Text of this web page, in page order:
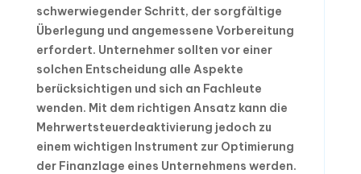
schwerwiegender Schritt, der sorgfältige
Überlegung und angemessene Vorbereitung
erfordert. Unternehmer sollten vor einer
solchen Entscheidung alle Aspekte
berücksichtigen und sich an Fachleute
wenden. Mit dem richtigen Ansatz kann die
Mehrwertsteuerdeaktivierung jedoch zu
einem wichtigen Instrument zur Optimierung
der Finanzlage eines Unternehmens werden.